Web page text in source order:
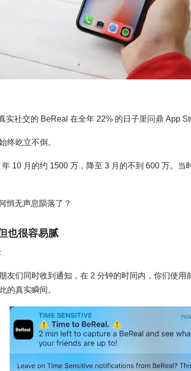
实社交的 BeReal 在全年 22% 的日子里问鼎 App
终屹立不倒。
10 月的约 1500 万，降至 3 月的不到 600 万。当
悄无声息陨落了？
也很容易腻
友们同时收到通知，在 2 分钟的时间内，你们使用
的真实瞬间。